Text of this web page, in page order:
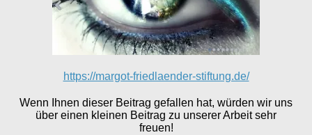
https://margot-friedlaender-stiftung.de/
Wenn Ihnen dieser Beitrag gefallen hat, würden wir uns
über einen kleinen Beitrag zu unserer Arbeit sehr
freuen!